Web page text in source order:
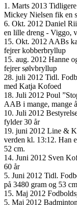
1. Marts 2013
Mickey Nielsen fik en
6. Okt. 2012 Daniel
en lille dreng - Viggo,
15. Okt. 2012 AABs
fejrer kobberbryllup
15. aug. 2012 Hanne
fejrer sølvbryllup
28. juli 2012 Tidl.
med Katja Kofoed
18. Juli 2012 Poul
AAB i mange, mange
10. Juli 2012
fylder 30 år
19. juni 2012 Line &
verden kl. 13:12. Han
52 cm.
14. Juni 2012 Sven
60 år
5. Juni 2012 Tidl.
på 3480 gram og 53
15. Maj 2012
5. Maj 2012